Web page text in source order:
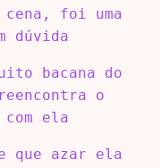
cena, foi uma
dúvida
bacana do
o
ela
que azar ela